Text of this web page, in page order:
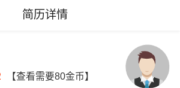
简历详情
【查看需要80金币】